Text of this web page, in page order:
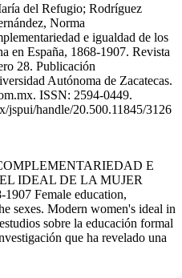
del Refugio; Rodríguez
Norma
e igualdad de los
en España, 1868-1907. Revista
28. Publicación
Autónoma de Zacatecas.
ISSN: 2594-0449.
jspui/handle/20.500.11845/3126
E
IDEAL DE LA MUJER
Female education,
sexes. Modern women's ideal in
sobre la educación formal
que ha revelado una